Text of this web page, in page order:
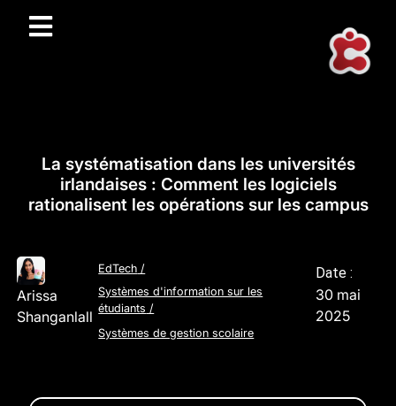
La systématisation dans les universités
irlandaises : Comment les logiciels
rationalisent les opérations sur les campus
Arissa
Shanganlall
EdTech /
Systèmes d'information sur les
étudiants /
Systèmes de gestion scolaire
Date :
30 mai
2025